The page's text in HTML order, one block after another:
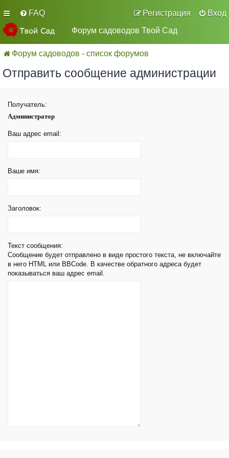
FAQ Вход
Регистрация
Форум садоводов Твой Сад
Форум садоводов - список форумов
Отправить сообщение администрации
Получатель:
Администратор
Ваш адрес email:
Ваше имя:
Заголовок:
Текст сообщения:
Сообщение будет отправлено в виде простого текста, не включайте
в него HTML или BBCode. В качестве обратного адреса будет
показываться ваш адрес email.